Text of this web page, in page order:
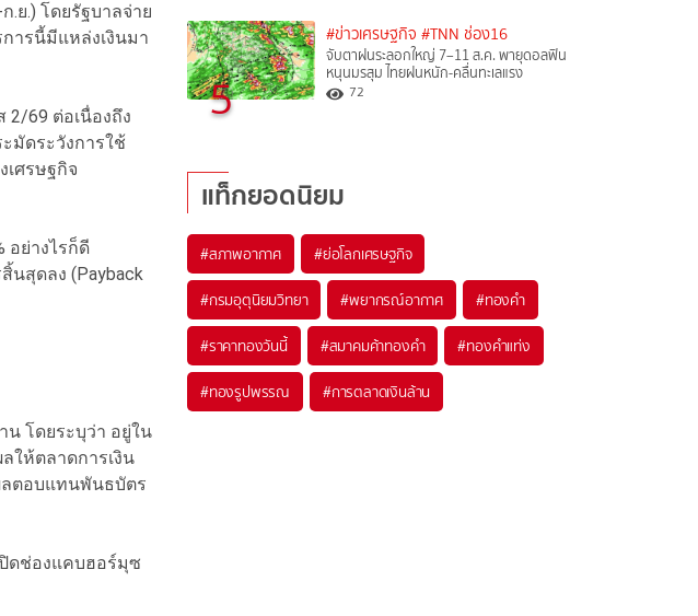
.ย.) โดยรัฐบาลจ่าย
ารนี้มีแหล่งเงินมา
69 ต่อเนื่องถึง
มัดระวังการใช้
ศรษฐกิจ
อย่างไรก็ดี
นสุดลง (Payback
โดยระบุว่า อยู่ใน
ให้ตลาดการเงิน
ลตอบแทนพันธบัตร
ปิดช่องแคบฮอร์มุซ
5
#ข่าวเศรษฐกิจ #TNN ช่อง16
จับตาฝนระลอกใหญ่ 7–11 ส.ค. พายุดอลฟิน
หนุนมรสุม ไทยฝนหนัก-คลื่นทะเลแรง
72
แท็กยอดนิยม
#สภาพอากาศ #ย่อโลกเศรษฐกิจ
#กรมอุตุนิยมวิทยา #พยากรณ์อากาศ #ทองคำ
#ราคาทองวันนี้ #สมาคมค้าทองคำ #ทองคำแท่ง
#ทองรูปพรรณ #การตลาดเงินล้าน